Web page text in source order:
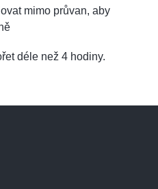
mimo průvan, aby
déle než 4 hodiny.